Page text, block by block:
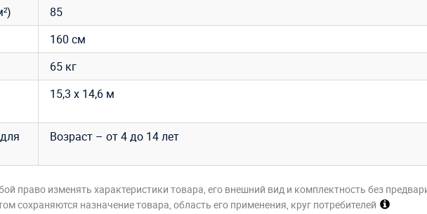
85
160 см
65 кг
15,3 х 14,6 м
Возраст – от 4 до 14 лет
право изменять характеристики товара, его внешний вид и комплектность без
сохраняются назначение товара, область его применения, круг потребителей